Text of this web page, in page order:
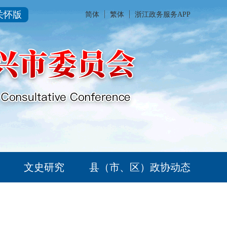
怀版 简体 繁体 浙江政务服务APP
文史研究 县（市、区）政协动态